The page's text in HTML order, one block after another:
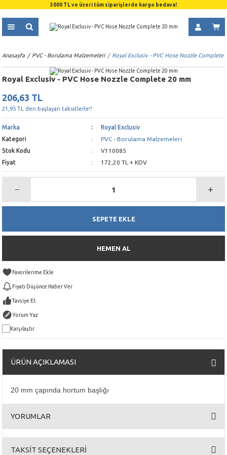
3000 TL ve üzeri tüm siparişlerde kargo bedava!
Anasayfa PVC - Borulama Malzemeleri Royal Exclusiv - PVC Hose Nozzle Complete
Royal Exclusiv - PVC Hose Nozzle Complete 20 mm
206,63 TL
21,95 TL den başlayan taksitlerle!!
Marka
Royal Exclusiv
Kategori
PVC - Borulama Malzemeleri
Stok Kodu
V110085
Fiyat
172,20 TL + KDV
SEPETE EKLE
HEMEN AL
Fiyatı Düşünce Haber Ver
Tavsiye Et
Yorum Yaz
Karşılaştır
ÜRÜN AÇIKLAMASI
20 mm çapında hortum başlığı
YORUMLAR
TAKSİT SEÇENEKLERİ